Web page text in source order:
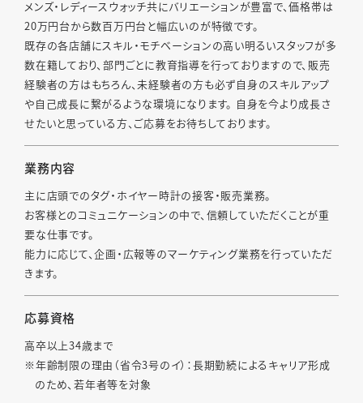
メンズ・レディースウォッチ共にバリエーションが豊富で、価格帯は
20万円台から数百万円台と幅広いのが特徴です。
既存の各店舗にスキル・モチベーションの高い明るいスタッフが多
数在籍しており、部門ごとに教育指導を行っておりますので、販売
経験者の方はもちろん、未経験者の方も必ず自身のスキルアップ
や自己成長に繋がるような環境になります。 自身を今より成長さ
せたいと思っている方、ご応募をお待ちしております。
業務内容
主に店頭でのタグ・ホイヤー時計の接客・販売業務。
お客様とのコミュニケーションの中で、信頼していただくことが重
要な仕事です。
能力に応じて、企画・広報等のマーケティング業務を行っていただ
きます。
応募資格
高卒以上34歳まで
※年齢制限の理由（省令3号のイ）：長期勤続によるキャリア形成
のため、若年者等を対象